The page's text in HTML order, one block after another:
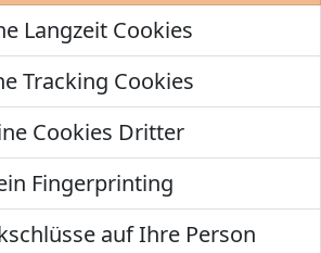
Langzeit Cookies
Tracking Cookies
Cookies Dritter
Fingerprinting
auf Ihre Person